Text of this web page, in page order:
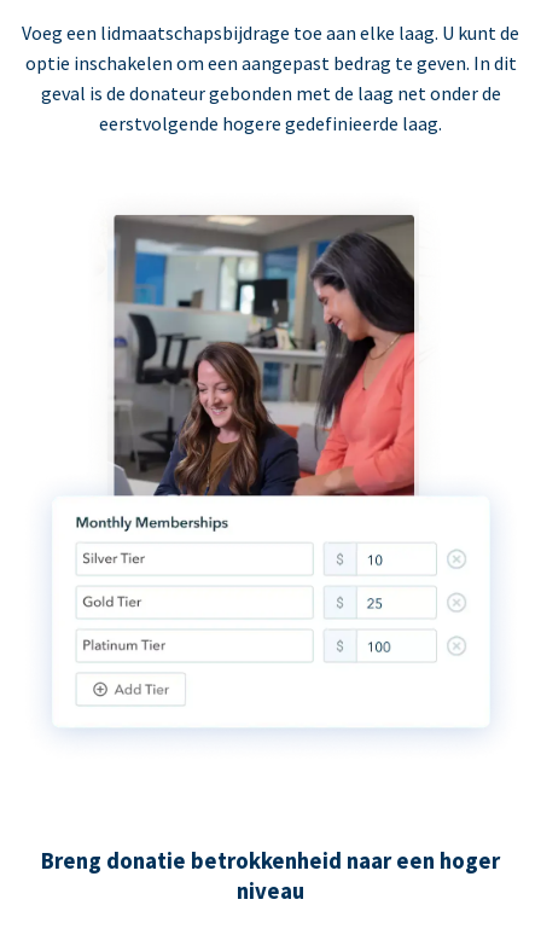
Voeg een lidmaatschapsbijdrage toe aan elke laag. U kunt de
optie inschakelen om een aangepast bedrag te geven. In dit
geval is de donateur gebonden met de laag net onder de
eerstvolgende hogere gedefinieerde laag.
Breng donatie betrokkenheid naar een hoger
niveau